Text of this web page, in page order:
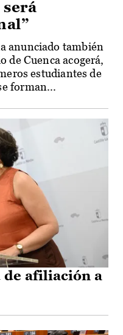
anunciado también
Cuenca acogerá,
estudiantes de
forman...
de afiliación a